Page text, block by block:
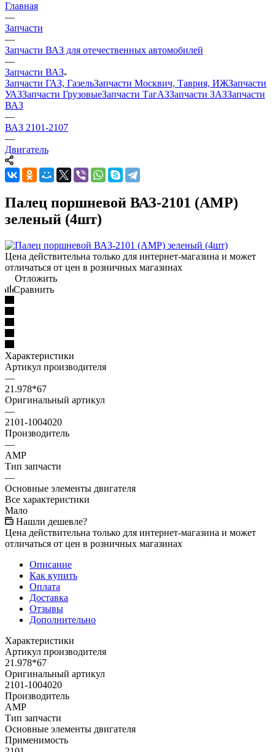
Главная
—
Запчасти
—
Запчасти ВАЗ для отечественных автомобилей
—
Запчасти ВАЗ
Запчасти ГАЗ, ГазельЗапчасти Москвич, Таврия, ИЖЗапчасти
УАЗЗапчасти ГрузовыеЗапчасти ТагАЗЗапчасти ЗАЗЗапчасти
ВАЗ
—
ВАЗ 2101-2107
—
Двигатель
Палец поршневой ВАЗ-2101 (АМР)
зеленый (4шт)
Цена действительна только для интернет-магазина и может
отличаться от цен в розничных магазинах
Отложить
Сравнить
Характеристики
Артикул производителя
—
21.978*67
Оригинальный артикул
—
2101-1004020
Производитель
—
АМР
Тип запчасти
—
Основные элементы двигателя
Все характеристики
Мало
Нашли дешевле?
Цена действительна только для интернет-магазина и может
отличаться от цен в розничных магазинах
Описание
Как купить
Оплата
Доставка
Отзывы
Дополнительно
Характеристики
Артикул производителя
21.978*67
Оригинальный артикул
2101-1004020
Производитель
АМР
Тип запчасти
Основные элементы двигателя
Применимость